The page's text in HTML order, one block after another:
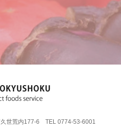
世荒内177-6 TEL 0774-53-6001